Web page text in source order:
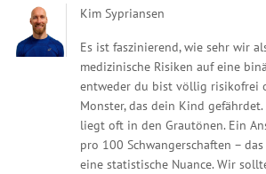
Kim Sypriansen
Es ist faszinierend, wie sehr wir
medizinische Risiken auf eine
entweder du bist völlig risikofrei
Monster, das dein Kind
liegt oft in den Grautönen. Ein
pro 100 Schwangerschaften –
eine statistische Nuance. Wir